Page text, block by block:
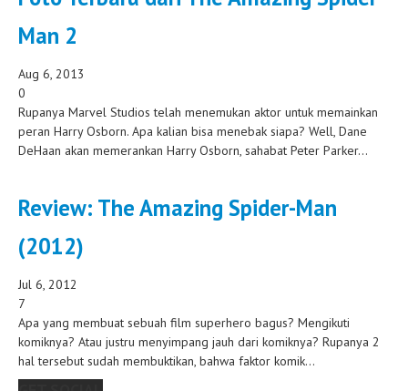
Man 2
Aug 6, 2013
0
Rupanya Marvel Studios telah menemukan aktor untuk memainkan
peran Harry Osborn. Apa kalian bisa menebak siapa? Well, Dane
DeHaan akan memerankan Harry Osborn, sahabat Peter Parker...
Review: The Amazing Spider-Man
(2012)
Jul 6, 2012
7
Apa yang membuat sebuah film superhero bagus? Mengikuti
komiknya? Atau justru menyimpang jauh dari komiknya? Rupanya 2
hal tersebut sudah membuktikan, bahwa faktor komik...